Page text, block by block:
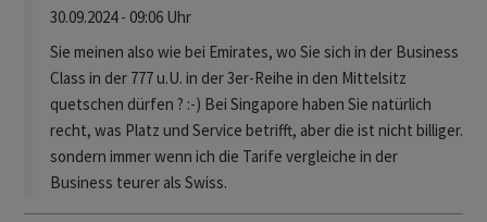
30.09.2024 - 09:06 Uhr
Sie meinen also wie bei Emirates, wo Sie sich in der Business
Class in der 777 u.U. in der 3er-Reihe in den Mittelsitz
quetschen dürfen ? :-) Bei Singapore haben Sie natürlich
recht, was Platz und Service betrifft, aber die ist nicht billiger.
sondern immer wenn ich die Tarife vergleiche in der
Business teurer als Swiss.